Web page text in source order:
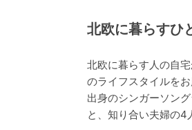
北欧に暮らすひ
北欧に暮らす人の自
のライフスタイルを
出身のシンガーソン
と、知り合い夫婦の4